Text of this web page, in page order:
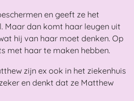
en geeft ze het
Maar dan komt haar leugen uit
hij van haar moet denken. Op
met haar te maken hebben.
zijn ex ook in het ziekenhuis
en denkt dat ze Matthew